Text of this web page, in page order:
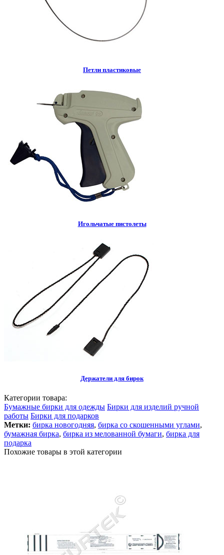
Петли пластиковые
Игольчатые пистолеты
Держатели для бирок
Категории товара:
Бумажные бирки для одежды Бирки для изделий ручной
работы Бирки для подарков
Метки: бирка новогодняя, бирка со скошенными углами,
бумажная бирка, бирка из мелованной бумаги, бирка для
подарка
Похожие товары в этой категории